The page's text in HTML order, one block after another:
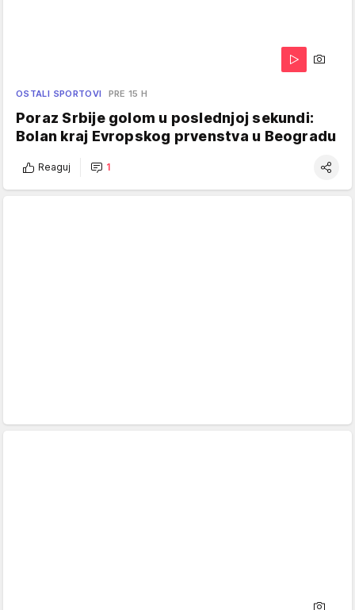
OSTALI SPORTOVI PRE 15 H
Poraz Srbije golom u poslednjoj sekundi:
Bolan kraj Evropskog prvenstva u Beogradu
Reaguj 1